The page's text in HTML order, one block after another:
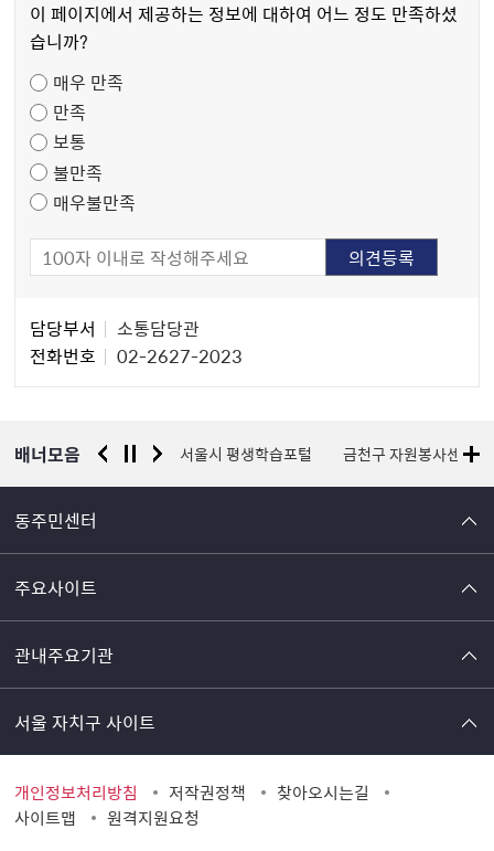
츠
만
도
조
사
이 페이지에서 제공하는 정보에 대하여 어느 정도 만족하셨
습니까?
매우 만족
만족
보통
불만족
매우불만족
자
담당부서
소통담당관
전화번호
02-2627-2023
배너모음
경찰청 유실물 통합포털 서울시 평생학습포털 금천구 자원봉사센터
동주민센터
주요사이트
관내주요기관
서울 자치구 사이트
개인정보처리방침 저작권정책
찾아오시는길
사이트맵
원격지원요청